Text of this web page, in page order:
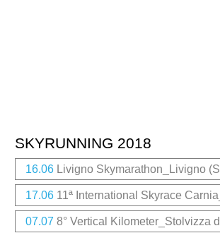
SKYRUNNING 2018
16.06 Livigno Skymarathon_Livigno
17.06 11ª International Skyrace
07.07 8° Vertical Kilometer_Stolvizza